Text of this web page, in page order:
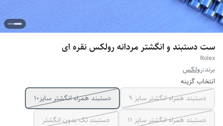
ست دستبند و انگشتر مردانه رولکس نقره ای
Rolex
برند:رولکس
انتخاب گزینه
دستبند همراه انگشتر سایز ۹
دستبند همراه انگشتر سایز10
دستبند همراه انگشتر سایز ۱۱
دستبند تک بدون انگشتر